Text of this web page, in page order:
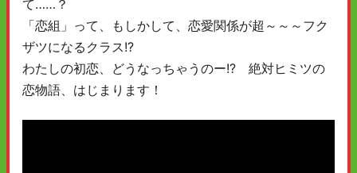
て……？
「恋組」って、もしかして、恋愛関係が超～～～フク
ザツになるクラス!?
わたしの初恋、どうなっちゃうのー!? 絶対ヒミツの
恋物語、はじまります！